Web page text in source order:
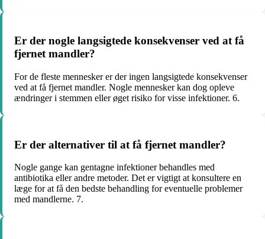
Er der nogle langsigtede konsekvenser ved at få
fjernet mandler?
For de fleste mennesker er der ingen langsigtede konsekvenser
ved at få fjernet mandler. Nogle mennesker kan dog opleve
ændringer i stemmen eller øget risiko for visse infektioner. 6.
Er der alternativer til at få fjernet mandler?
Nogle gange kan gentagne infektioner behandles med
antibiotika eller andre metoder. Det er vigtigt at konsultere en
læge for at få den bedste behandling for eventuelle problemer
med mandlerne. 7.